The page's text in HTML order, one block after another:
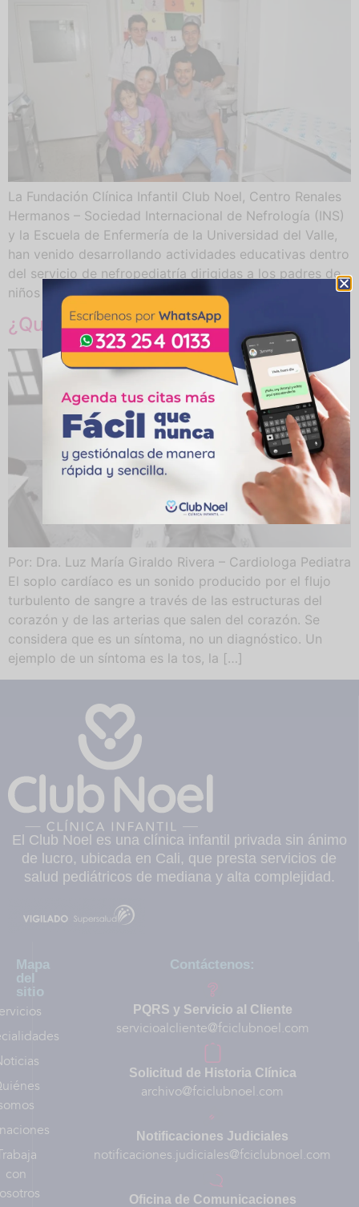
La Fundación Clínica Infantil Club Noel, Centro Renales
Hermanos – Sociedad Internacional de Nefrología (INS)
y la Escuela de Enfermería de la Universidad del Valle,
han venido desarrollando actividades educativas dentro
del servicio de nefropediatría dirigidas a los padres de
niños con enfermedad renal.
¿Qué es un soplo cardíaco?
Por: Dra. Luz María Giraldo Rivera – Cardiologa Pediatra
El soplo cardíaco es un sonido producido por el flujo
turbulento de sangre a través de las estructuras del
corazón y de las arterias que salen del corazón. Se
considera que es un síntoma, no un diagnóstico. Un
ejemplo de un síntoma es la tos, la […]
El Club Noel es una clínica infantil privada sin ánimo
de lucro, ubicada en Cali, que presta servicios de
salud pediátricos de mediana y alta complejidad.
Mapa
del
sitio
con
Contáctenos:
PQRS y Servicio al Cliente
servicioalcliente@fciclubnoel.com
Solicitud de Historia Clínica
archivo@fciclubnoel.com
Notificaciones Judiciales
notificaciones.judiciales@fciclubnoel.com
Oficina de Comunicaciones